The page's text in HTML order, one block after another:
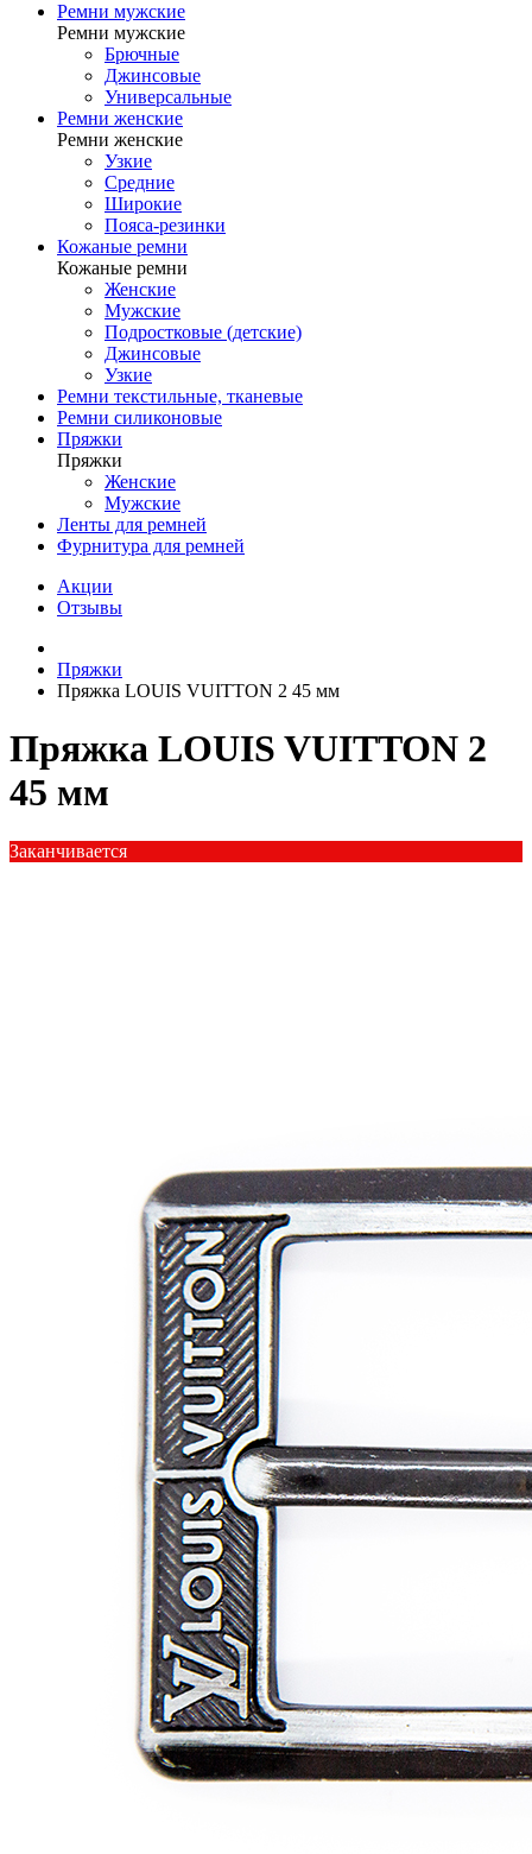
Ремни мужские
Ремни мужские
Брючные
Джинсовые
Универсальные
Ремни женские
Ремни женские
Узкие
Средние
Широкие
Пояса-резинки
Кожаные ремни
Кожаные ремни
Женские
Мужские
Подростковые (детские)
Джинсовые
Узкие
Ремни текстильные, тканевые
Ремни силиконовые
Пряжки
Пряжки
Женские
Мужские
Ленты для ремней
Фурнитура для ремней
Акции
Отзывы
Пряжки
Пряжка LOUIS VUITTON 2 45 мм
Пряжка LOUIS VUITTON 2
45 мм
Заканчивается